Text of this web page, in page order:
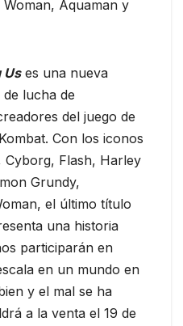
Aquaman y
Uses una nueva
lucha de
del juego de
Con los iconos
Cyborg, Flash, Harley
Grundy,
el último título
una historia
participarán en
en un mundo en
y el mal se ha
a la venta el 19 de